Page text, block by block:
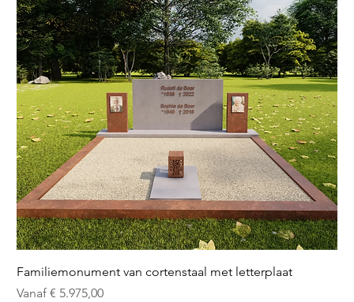
Familiemonument van cortenstaal met letterplaat
Vanaf € 5.975,00
Verkoopprijs